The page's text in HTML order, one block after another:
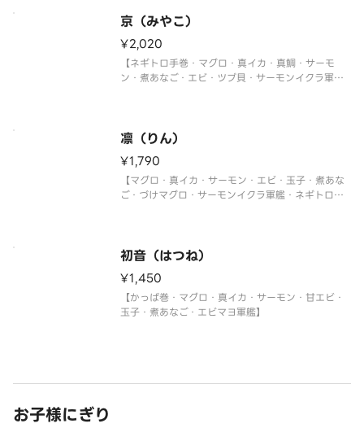
京（みやこ）
¥2,020
【ネギトロ手巻・マグロ・真イカ・真鯛・サーモ
ン・煮あなご・エビ・ツブ貝・サーモンイクラ軍
凛（りん）
¥1,790
【マグロ・真イカ・サーモン・エビ・玉子・煮あな
ご・づけマグロ・サーモンイクラ軍艦・ネギトロ軍
初音（はつね）
¥1,450
【かっぱ巻・マグロ・真イカ・サーモン・甘エビ・
玉子・煮あなご・エビマヨ軍艦】
お子様にぎり